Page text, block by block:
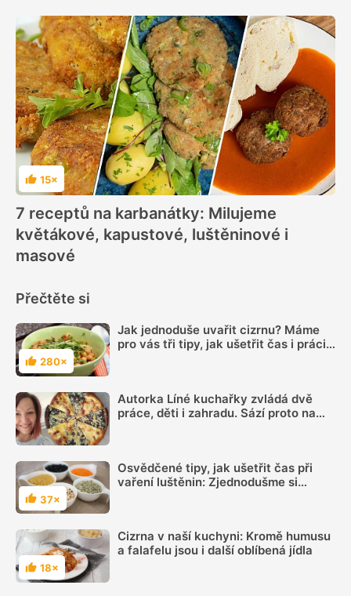
Hodnocení
15×
7 receptů na karbanátky: Milujeme
květákové, kapustové, luštěninové i
masové
Přečtěte si
Hodnocení
280×
Jak jednoduše uvařit cizrnu? Máme
pro vás tři tipy, jak ušetřit čas i práci
Autorka Líné kuchařky zvládá dvě
práce, děti i zahradu. Sází proto na
Hodnocení
37×
Osvědčené tipy, jak ušetřit čas při
vaření luštěnin: Zjednodušme si
Hodnocení
18×
Cizrna v naší kuchyni: Kromě humusu
a falafelu jsou i další oblíbená jídla